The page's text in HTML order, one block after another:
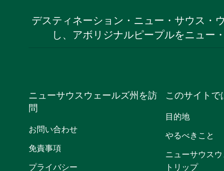
デスティネーション・ニュー・サウス・
し、アボリジナルピープルをニュー
ニューサウスウェールズ州を訪
問
お問い合わせ
免責事項
プライバシー
このサイトで
目的地
やるべきこと
ニューサウス
トリップ